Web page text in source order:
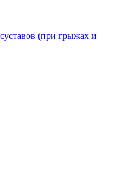
(при грыжах и